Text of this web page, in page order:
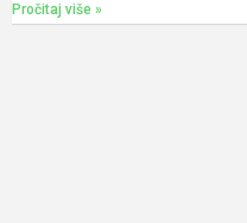
Pročitaj više »